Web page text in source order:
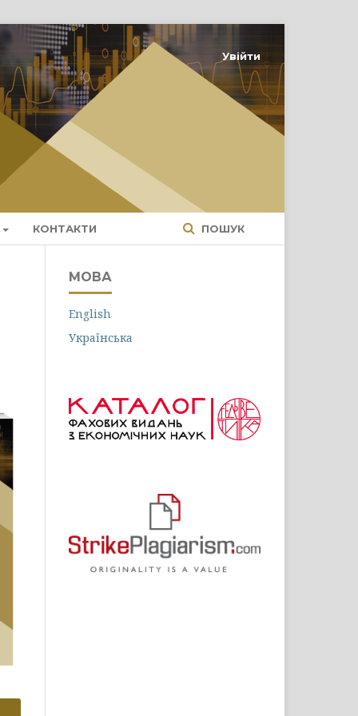
КОНТАКТИ ПОШУК
Увійти
МОВА
English
Українська